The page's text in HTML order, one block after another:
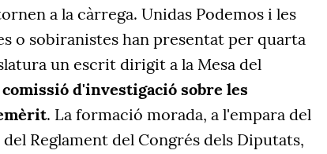
a la càrrega. Unidas Podemos i les
o sobiranistes han presentat per quarta
un escrit dirigit a la Mesa del
comissió d'investigació sobre les
. La formació morada, a l'empara del
Reglament del Congrés dels Diputats,